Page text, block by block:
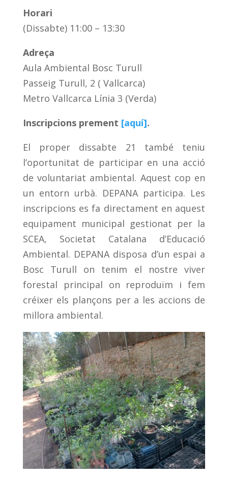
Horari
(Dissabte) 11:00 – 13:30
Adreça
Aula Ambiental Bosc Turull
Passeig Turull, 2 ( Vallcarca)
Metro Vallcarca Línia 3 (Verda)
Inscripcions prement [aquí].
El proper dissabte 21 també teniu
l’oportunitat de participar en una acció
de voluntariat ambiental. Aquest cop en
un entorn urbà. DEPANA participa. Les
inscripcions es fa directament en aquest
equipament municipal gestionat per la
SCEA, Societat Catalana d’Educació
Ambiental. DEPANA disposa d’un espai a
Bosc Turull on tenim el nostre viver
forestal principal on reproduïm i fem
créixer els plançons per a les accions de
millora ambiental.